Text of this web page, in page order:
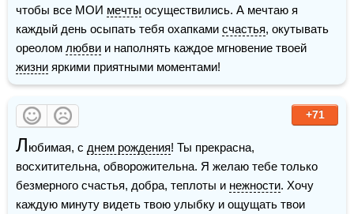
чтобы все МОИ мечты осуществились. А мечтаю я
каждый день осыпать тебя охапками счастья, окутывать
ореолом любви
жизни яркими приятными моментами!
+71
Любимая, с днем рождения! Ты прекрасна,
восхитительна, обворожительна. Я желаю тебе только
безмерного счастья, добра, теплоты и нежности. Хочу
каждую минуту видеть твою улыбку и ощущать твои